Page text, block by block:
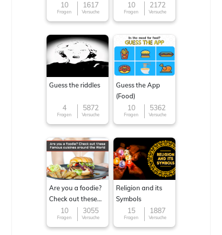
10
Fragen
1617
Versuche
10
Fragen
2172
Versuche
Guess the riddles
4
Fragen
5872
Versuche
Guess the App
(Food)
10
Fragen
5362
Versuche
Are you a foodie?
Check out these
Famous cuisines
around the World
10
Fragen
3055
Versuche
Religion and its
Symbols
15
Fragen
1887
Versuche